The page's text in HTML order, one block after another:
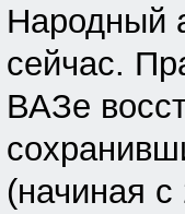
Народный
сейчас.
ВАЗе
(начиная